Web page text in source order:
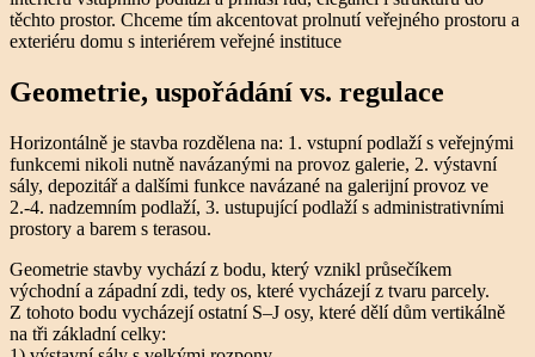
těchto prostor. Chceme tím akcentovat prolnutí veřejného prostoru a
exteriéru domu s interiérem veřejné instituce
Geometrie, uspořádání vs. regulace
Horizontálně je stavba rozdělena na: 1. vstupní podlaží s veřejnými
funkcemi nikoli nutně navázanými na provoz galerie, 2. výstavní
sály, depozitář a dalšími funkce navázané na galerijní provoz ve
2.-4. nadzemním podlaží, 3. ustupující podlaží s administrativními
prostory a barem s terasou.
Geometrie stavby vychází z bodu, který vznikl průsečíkem
východní a západní zdi, tedy os, které vycházejí z tvaru parcely.
Z tohoto bodu vycházejí ostatní S–J osy, které dělí dům vertikálně
na tři základní celky: